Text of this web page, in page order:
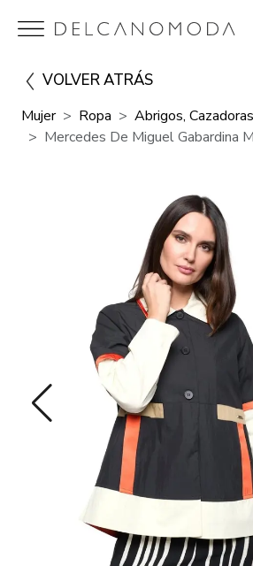
VOLVER ATRÁS
Mujer Ropa
Abrigos,
Mercedes De Miguel Gabardina